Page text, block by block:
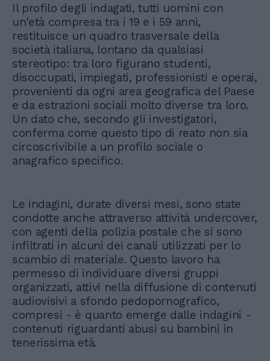
Il profilo degli indagati, tutti uomini con
un'età compresa tra i 19 e i 59 anni,
restituisce un quadro trasversale della
società italiana, lontano da qualsiasi
stereotipo: tra loro figurano studenti,
disoccupati, impiegati, professionisti e operai,
provenienti da ogni area geografica del Paese
e da estrazioni sociali molto diverse tra loro.
Un dato che, secondo gli investigatori,
conferma come questo tipo di reato non sia
circoscrivibile a un profilo sociale o
anagrafico specifico.
Le indagini, durate diversi mesi, sono state
condotte anche attraverso attività undercover,
con agenti della polizia postale che si sono
infiltrati in alcuni dei canali utilizzati per lo
scambio di materiale. Questo lavoro ha
permesso di individuare diversi gruppi
organizzati, attivi nella diffusione di contenuti
audiovisivi a sfondo pedopornografico,
compresi - è quanto emerge dalle indagini -
contenuti riguardanti abusi su bambini in
tenerissima età.